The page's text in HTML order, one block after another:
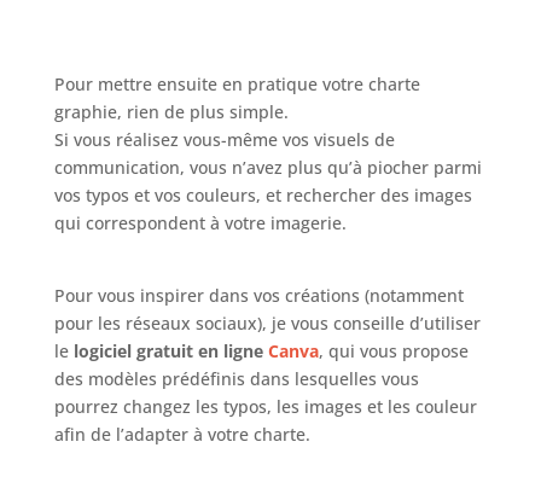
Pour mettre ensuite en pratique votre charte
graphie, rien de plus simple.
Si vous réalisez vous-même vos visuels de
communication, vous n’avez plus qu’à piocher parmi
vos typos et vos couleurs, et rechercher des images
qui correspondent à votre imagerie.
Pour vous inspirer dans vos créations (notamment
pour les réseaux sociaux), je vous conseille d’utiliser
le logiciel gratuit en ligne Canva, qui vous propose
des modèles prédéfinis dans lesquelles vous
pourrez changez les typos, les images et les couleur
afin de l’adapter à votre charte.